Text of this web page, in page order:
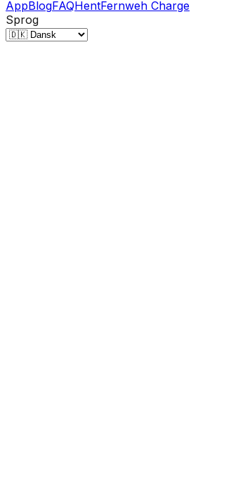
AppBlogFAQHentFernweh Charge
Sprog